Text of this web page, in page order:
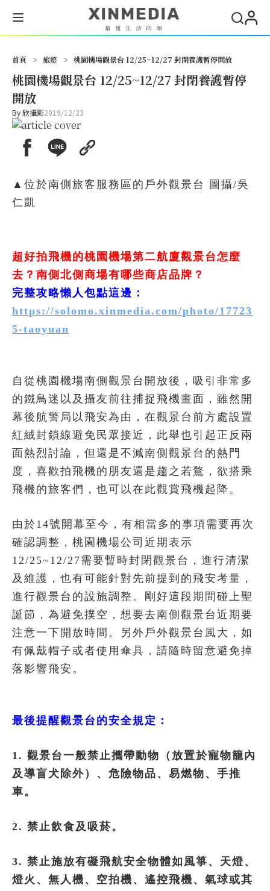
首頁 > 旅遊 > 桃園機場觀景台 12/25~12/27 封閉養護暫停開放
桃園機場觀景台 12/25~12/27 封閉養護暫停
開放
By欣攝影2019/12/23
▲位於南側旅客服務區的戶外觀景台 圖攝/吳
仁凱
超好拍飛機的桃園機場第二航廈觀景台怎麼
去？南側北側商場有哪些商店品牌？
完整攻略懶人包點這邊：
https://solomo.xinmedia.com/photo/17723
5-taoyuan
自從桃園機場南側觀景台開放後，吸引非常多
的鐵鳥迷以及攝友前往捕捉飛機畫面，雖然開
幕後航警局以飛安為由，在觀景台前方處設置
紅絨封鎖線避免民眾接近，此舉也引起正反兩
面熱烈討論，但還是不減南側觀景台的熱門
度，喜歡拍飛機的朋友還是趨之若鶩，欲搭乘
飛機的旅客們，也可以在此觀賞飛機起降。
由於14號開幕至今，有相當多的事項需要再次
確認調整，桃園機場公司近期表示
12/25~12/27需要暫時封閉觀景台，進行清潔
及維護，也有可能針對先前提到的飛安考量，
進行觀景台的設施調整。剛好這段期間碰上聖
誕節，為避免撲空，想要去南側觀景台近期要
注意一下開放時間。另外戶外觀景台風大，如
有佩戴帽子或者使用傘具，請隨時留意避免掉
落影響飛安。
最後提醒觀景台的安全規定：
1. 觀景台一般禁止攜帶動物（放置於寵物籠內
及導盲犬除外）、危險物品、易燃物、手推
車。
2. 禁止飲食及吸菸。
3. 禁止施放有礙飛航安全物體如風箏、天燈、
燈火、無人機、空拍機、遙控飛機、氣球或其